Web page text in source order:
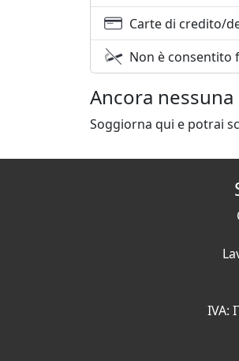
Carte di credito/
Non è consentito
Ancora
Soggiorna qui e potrai
IVA: